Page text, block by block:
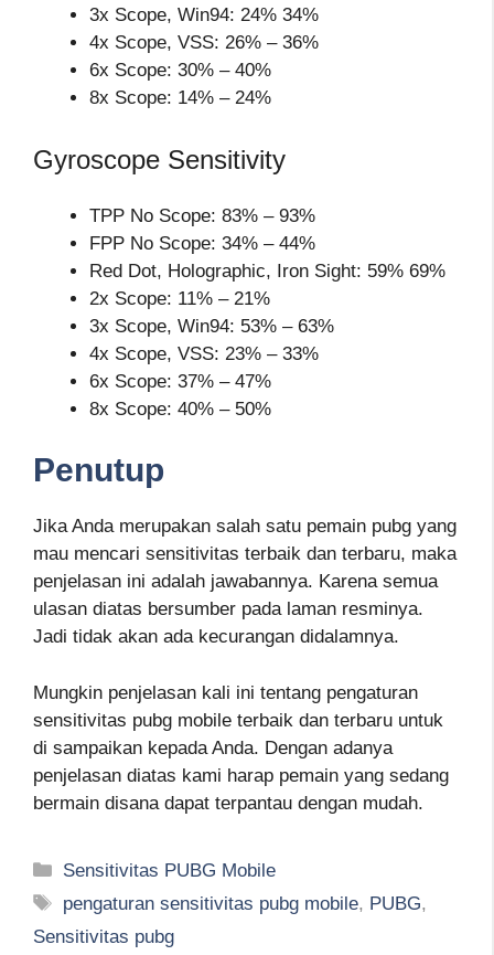
3x Scope, Win94: 24% 34%
4x Scope, VSS: 26% – 36%
6x Scope: 30% – 40%
8x Scope: 14% – 24%
Gyroscope Sensitivity
TPP No Scope: 83% – 93%
FPP No Scope: 34% – 44%
Red Dot, Holographic, Iron Sight: 59% 69%
2x Scope: 11% – 21%
3x Scope, Win94: 53% – 63%
4x Scope, VSS: 23% – 33%
6x Scope: 37% – 47%
8x Scope: 40% – 50%
Penutup
Jika Anda merupakan salah satu pemain pubg yang
mau mencari sensitivitas terbaik dan terbaru, maka
penjelasan ini adalah jawabannya. Karena semua
ulasan diatas bersumber pada laman resminya.
Jadi tidak akan ada kecurangan didalamnya.
Mungkin penjelasan kali ini tentang pengaturan
sensitivitas pubg mobile terbaik dan terbaru untuk
di sampaikan kepada Anda. Dengan adanya
penjelasan diatas kami harap pemain yang sedang
bermain disana dapat terpantau dengan mudah.
Kategori
Sensitivitas PUBG Mobile
Tag
pengaturan sensitivitas pubg mobile, PUBG,
Sensitivitas pubg